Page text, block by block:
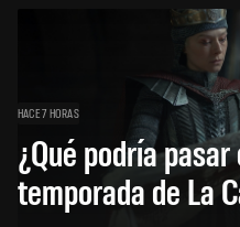
HACE 7 HORAS
¿Qué podría
temporada de La